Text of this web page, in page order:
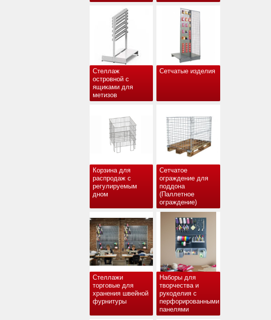
Стеллаж
островной с
ящиками для
метизов
Сетчатые изделия
Корзина для
распродаж с
регулируемым
дном
Сетчатое
ограждение для
поддона
(Паллетное
ограждение)
Стеллажи
торговые для
хранения швейной
фурнитуры
Наборы для
творчества и
рукоделия с
перфорированными
панелями